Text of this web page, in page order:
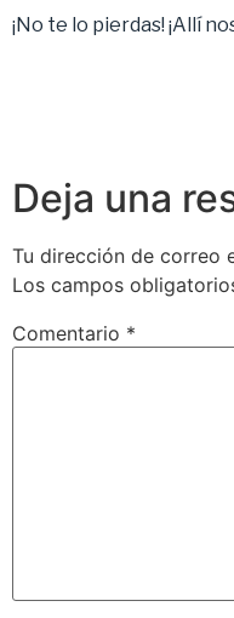
¡No te lo pierdas! ¡Allí
Deja una
Tu dirección de correo
Los campos
Comentario *